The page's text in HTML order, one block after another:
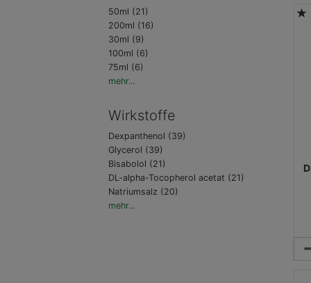
50ml (21)
200ml (16)
30ml (9)
100ml (6)
75ml (6)
mehr...
Wirkstoffe
Dexpanthenol (39)
Glycerol (39)
Bisabolol (21)
DL-alpha-Tocopherol acetat (21)
Natriumsalz (20)
mehr...